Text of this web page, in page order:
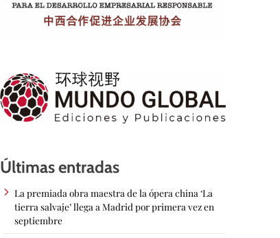
Últimas entradas
La premiada obra maestra de la ópera china ‘La
tierra salvaje’ llega a Madrid por primera vez en
septiembre